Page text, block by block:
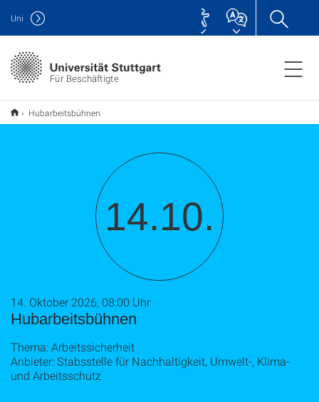
Für Beschäftigte
Uni
Hubarbeitsbühnen
14.10.
Hubarbeitsbühnen
14. Oktober 2026, 08:00 Uhr
Thema: Arbeitssicherheit
Anbieter: Stabsstelle für Nachhaltigkeit, Umwelt-, Klima-
und Arbeitsschutz